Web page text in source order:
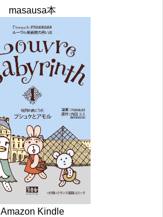
masausa本
Amazon Kindle